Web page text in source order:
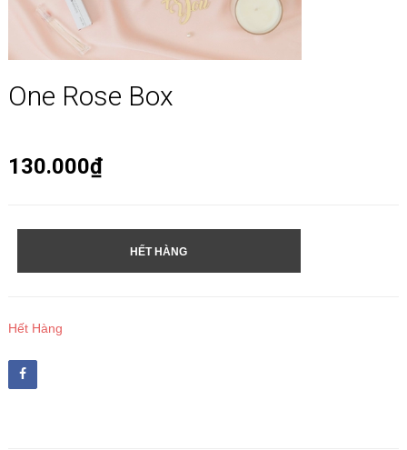
One Rose Box
130.000₫
HẾT HÀNG
Hết Hàng